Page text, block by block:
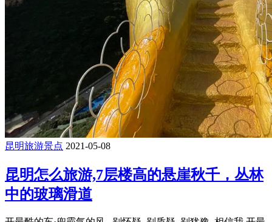
昆明旅游景点 2021-05-08
昆明怎么旅游,7层楼高的悬崖秋千，丛林
中的玻璃滑道